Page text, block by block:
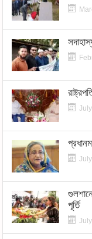
পূর্তি